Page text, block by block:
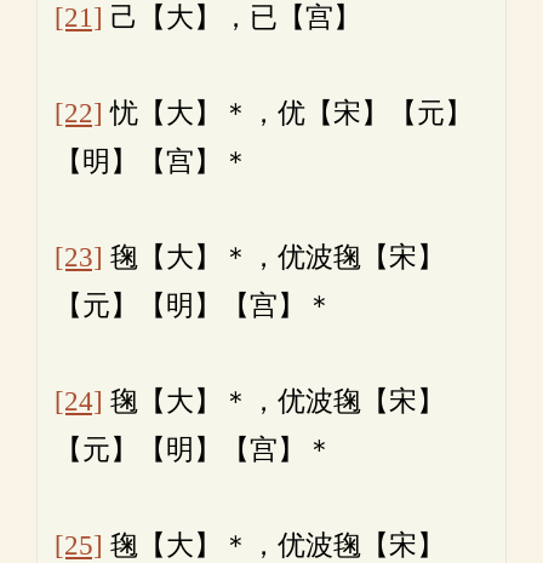
[21] 己【大】，已【宫】
[22] 忧【大】＊，优【宋】【元】
【明】【宫】＊
[23] 毱【大】＊，优波毱【宋】
【元】【明】【宫】＊
[24] 毱【大】＊，优波毱【宋】
【元】【明】【宫】＊
[25] 毱【大】＊，优波毱【宋】